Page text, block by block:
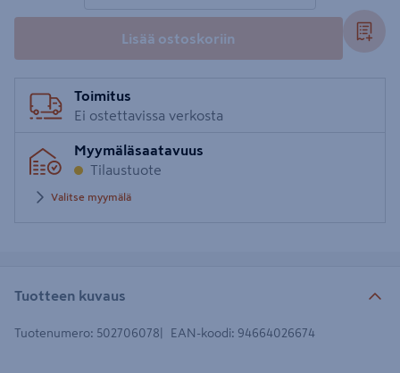
Lisää ostoskoriin
Toimitus
Ei ostettavissa verkosta
Myymäläsaatavuus
Tilaustuote
Valitse myymälä
Tuotteen kuvaus
Tuotenumero: 502706078 EAN-koodi: 94664026674